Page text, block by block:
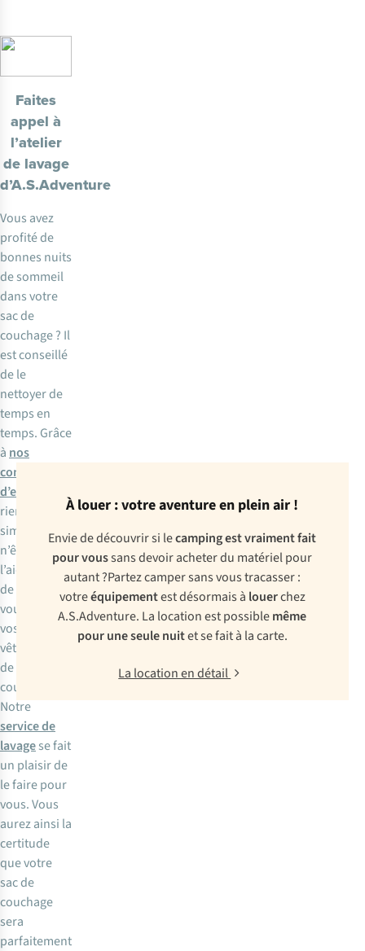
Faites
appel à
l’atelier
de lavage
d’A.S.Adventure
Vous avez
profité de
bonnes nuits
de sommeil
dans votre
sac de
couchage ? Il
est conseillé
de le
nettoyer de
temps en
temps. Grâce
à nos
conseils
d’entretien
rien de plus
simple. Vous
n’êtes pas à
l’aide à l’idée
de laver
vous-même
vos
vêtements
de sac de
couchage ?
Notre
service de
lavagese fait
un plaisir de
le faire pour
vous. Vous
aurez ainsi la
certitude
que votre
sac de
couchage
sera
parfaitement
À louer : votre aventure en plein air !
Envie de découvrir si lecamping est vraiment fait
pour voussans devoir acheter du matériel pour
autant ?Partez camper sans vous tracasser :
votreéquipementest désormais à louerchez
A.S.Adventure. La location est possiblemême
pour une seule nuitet se fait à la carte.
La location en détail